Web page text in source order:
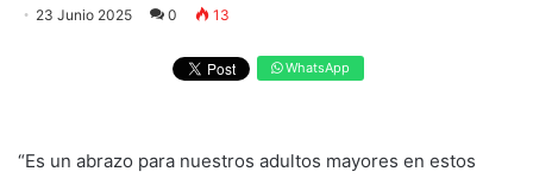
23 Junio 2025 0 13
WhatsApp
“Es un abrazo para nuestros adultos mayores en estos